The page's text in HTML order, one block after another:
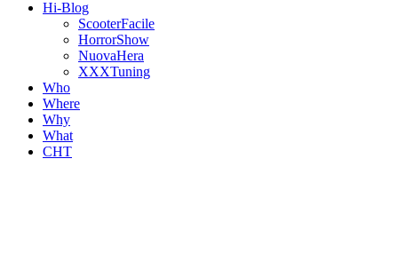
Hi-Blog
ScooterFacile
HorrorShow
NuovaHera
XXXTuning
Who
Where
Why
What
CHT